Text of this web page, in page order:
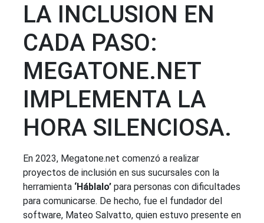
LA INCLUSION EN
CADA PASO:
MEGATONE.NET
IMPLEMENTA LA
HORA SILENCIOSA.
En 2023, Megatone.net comenzó a realizar
proyectos de inclusión en sus sucursales con la
herramienta ‘Háblalo’ para personas con dificultades
para comunicarse. De hecho, fue el fundador del
software, Mateo Salvatto, quien estuvo presente en